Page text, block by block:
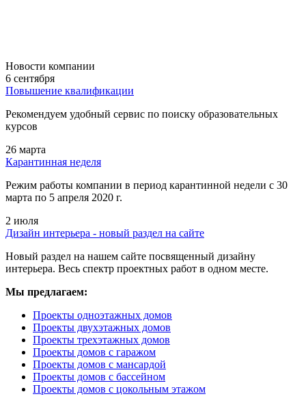
Новости компании
6 сентября
Повышение квалификации
Рекомендуем удобный сервис по поиску образовательных
курсов
26 марта
Карантинная неделя
Режим работы компании в период карантинной недели c 30
марта по 5 апреля 2020 г.
2 июля
Дизайн интерьера - новый раздел на сайте
Новый раздел на нашем сайте посвященный дизайну
интерьера. Весь спектр проектных работ в одном месте.
Мы предлагаем:
Проекты одноэтажных домов
Проекты двухэтажных домов
Проекты трехэтажных домов
Проекты домов с гаражом
Проекты домов с мансардой
Проекты домов с бассейном
Проекты домов с цокольным этажом